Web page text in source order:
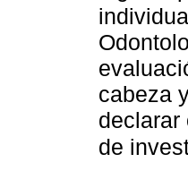
cabeza
declarar
de